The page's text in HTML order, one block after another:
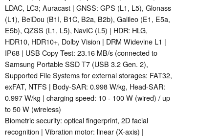
LDAC, LC3; Auracast | GNSS: GPS (L1, L5), Glonass
(L1), BeiDou (B1I, B1C, B2a, B2b), Galileo (E1, E5a,
E5b), QZSS (L1, L5), NavIC (L5) | HDR: HLG,
HDR10, HDR10+, Dolby Vision | DRM Widevine L1 |
IP68 | USB Copy Test: 23.16 MB/s (connected to
Samsung Portable SSD T7 (USB 3.2 Gen. 2),
Supported File Systems for external storages: FAT32,
exFAT, NTFS | Body-SAR: 0.998 W/kg, Head-SAR:
0.997 W/kg | charging speed: 10 - 100 W (wired) / up
to 50 W (wireless)
Biometric security: optical fingerprint, 2D facial
recognition | Vibration motor: linear (X-axis) |